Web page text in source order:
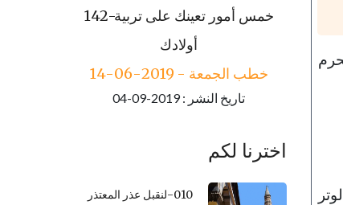
143-مكارم الأخلاق
خطب الجمعة - 2019-06-21
تاريخ النشر : 2019-09-04
اخترنا لكم
010-لنقبل عذر المعتذر